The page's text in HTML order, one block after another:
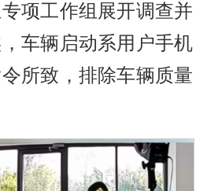
项工作组展开调查并
车辆启动系用户手机
所致，排除车辆质量